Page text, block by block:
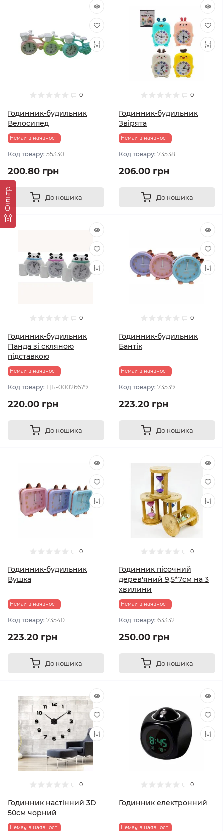
Фільтр
0
Годинник-будильник
Велосипед
Немає в наявності
Код товару: 55330
200.80 грн
До кошика
0
Годинник-будильник
Звірята
Немає в наявності
Код товару: 73538
206.00 грн
До кошика
0
Годинник-будильник
Панда зі скляною
підставкою
Немає в наявності
Код товару: ЦБ-00026679
220.00 грн
До кошика
0
Годинник-будильник
Бантік
Немає в наявності
Код товару: 73539
223.20 грн
До кошика
0
Годинник-будильник
Вушка
Немає в наявності
Код товару: 73540
223.20 грн
До кошика
0
Годинник пісочний
дерев'яний 9,5*7см на 3
хвилини
Немає в наявності
Код товару: 63332
250.00 грн
До кошика
0
Годинник настінний 3D
50см чорний
Немає в наявності
0
Годинник електронний
Немає в наявності